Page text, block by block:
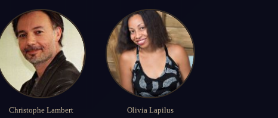
Christophe Lambert Olivia Lapilus